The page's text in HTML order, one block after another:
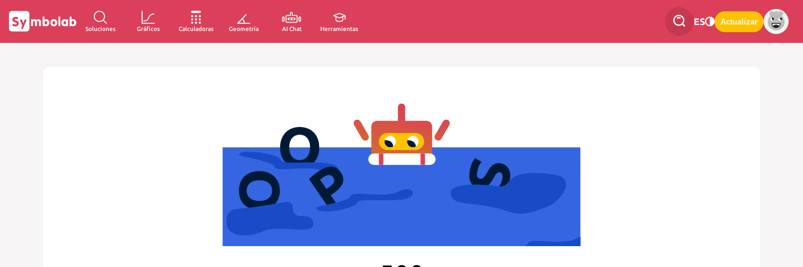
Soluciones Gráficos Calculadoras Geometría AI Chat Herramientas
ES Actualizar